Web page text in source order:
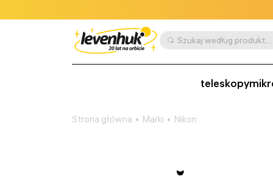
Szukaj według produktu, SKU, kategorii itp.
teleskopy
Strona główna Marki Nikon